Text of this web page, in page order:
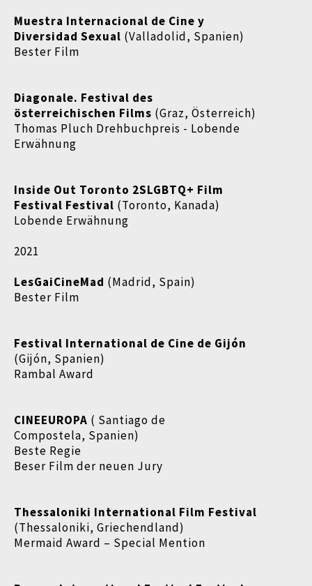
Muestra Internacional de Cine y
Diversidad Sexual (Valladolid, Spanien)
Bester Film
Diagonale. Festival des
österreichischen Films (Graz, Österreich)
Thomas Pluch Drehbuchpreis - Lobende
Erwähnung
Inside Out Toronto 2SLGBTQ+ Film
Festival Festival (Toronto, Kanada)
Lobende Erwähnung
2021
LesGaiCineMad (Madrid, Spain)
Bester Film
Festival International de Cine de Gijón
(Gijón, Spanien)
Rambal Award
CINEEUROPA ( Santiago de
Compostela, Spanien)
Beste Regie
Beser Film der neuen Jury
Thessaloniki International Film Festival
(Thessaloniki, Griechendland)
Mermaid Award – Special Mention